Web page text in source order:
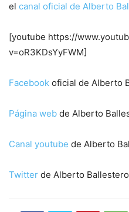
el canal oficial de Alberto
[youtube https://
v=oR3KDsYyFWM]
Facebook oficial de Alberto
Página web de Alberto
Canal youtube de Alberto
Twitter de Alberto